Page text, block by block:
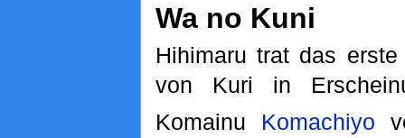
Wa no Kuni
Hihimaru trat das
von Kuri in
Komainu Komachiyo